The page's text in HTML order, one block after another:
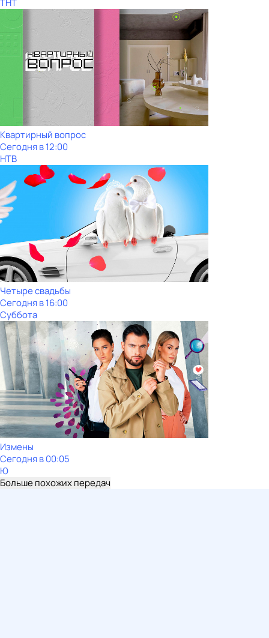
ТНТ
Квартирный вопрос
Сегодня в 12:00
НТВ
Четыре свадьбы
Сегодня в 16:00
Суббота
Измены
Сегодня в 00:05
Ю
Больше похожих передач